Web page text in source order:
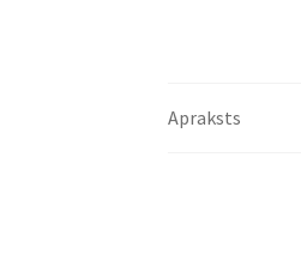
Apraksts